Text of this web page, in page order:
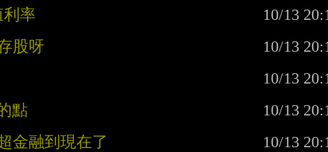
率
股呀
點
金融到現在了